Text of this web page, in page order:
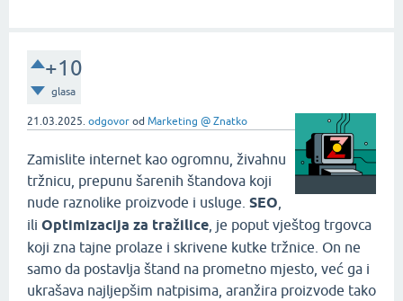
+10
glasa
21.03.2025. odgovor od Marketing @ Znatko
Zamislite internet kao ogromnu, živahnu
tržnicu, prepunu šarenih štandova koji
nude raznolike proizvode i usluge. SEO
ili Optimizacija za tražilice , je poput vještog trgovca
koji zna tajne prolaze i skrivene kutke tržnice. On ne
samo da postavlja štand na prometno mjesto, već ga i
ukrašava najljepšim natpisima, aranžira proizvode tako